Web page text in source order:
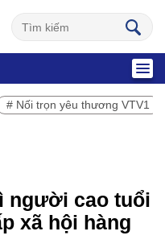
# Nối trọn yêu thương VTV1
người cao tuổi
xã hội hàng